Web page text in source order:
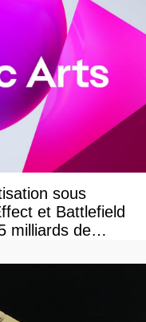
sous
et Battlefield
milliards de